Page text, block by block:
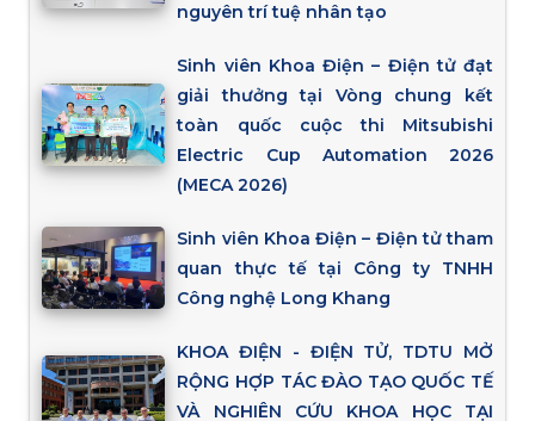
nguyên trí tuệ nhân tạo
Sinh viên Khoa Điện – Điện tử đạt
giải thưởng tại Vòng chung kết
toàn quốc cuộc thi Mitsubishi
Electric Cup Automation 2026
(MECA 2026)
Sinh viên Khoa Điện – Điện tử tham
quan thực tế tại Công ty TNHH
Công nghệ Long Khang
KHOA ĐIỆN - ĐIỆN TỬ, TDTU MỞ
RỘNG HỢP TÁC ĐÀO TẠO QUỐC TẾ
VÀ NGHIÊN CỨU KHOA HỌC TẠI